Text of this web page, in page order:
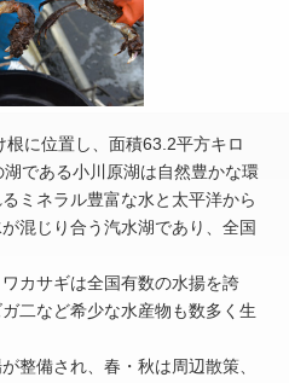
に位置し、面積63.2平方キロ
湖である小川原湖は自然豊かな環
ミネラル豊富な水と太平洋から
混じり合う汽水湖であり、全国
カサギは全国有数の水揚を誇
二など希少な水産物も数多く生
整備され、春・秋は周辺散策、